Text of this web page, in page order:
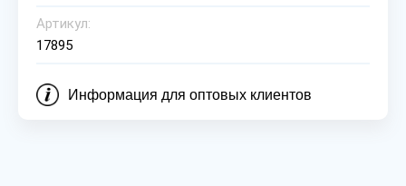
Артикул:
17895
Информация для оптовых клиентов